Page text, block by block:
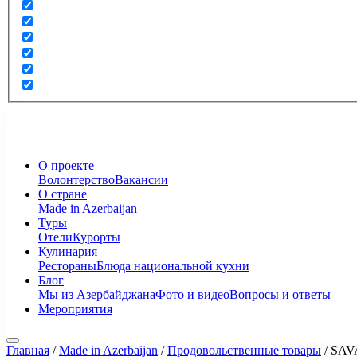
О проекте
ВолонтерствоВакансии
О стране
Made in Azerbaijan
Туры
ОтелиКурорты
Кулинария
РестораныБлюда национальной кухни
Блог
Мы из АзербайджанаФото и видеоВопросы и ответы
Мероприятия
Главная /Made in Azerbaijan /Продовольственные товары /